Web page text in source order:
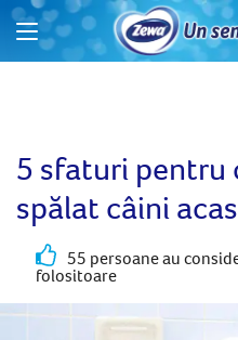
5 sfaturi pentru
spălat câini
55 persoane au
folositoare